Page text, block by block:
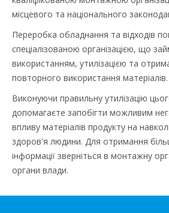
місцевого та національного
Переробка обладнання та відходів
спеціалізованою організацією, що
використанням, утилізацією та
повторного використання матеріалів.
Виконуючи правильну утилізацію
допомагаєте запобігти можливим
впливу матеріалів продукту на
здоров'я людини. Для отримання
інформації зверніться в монтажну
органи влади.